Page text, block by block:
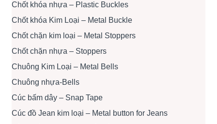
Chốt khóa nhựa – Plastic Buckles
Chốt khóa Kim Loại – Metal Buckle
Chốt chặn kim loại – Metal Stoppers
Chốt chặn nhựa – Stoppers
Chuông Kim Loại – Metal Bells
Chuông nhựa-Bells
Cúc bấm dây – Snap Tape
Cúc đồ Jean kim loại – Metal button for Jeans